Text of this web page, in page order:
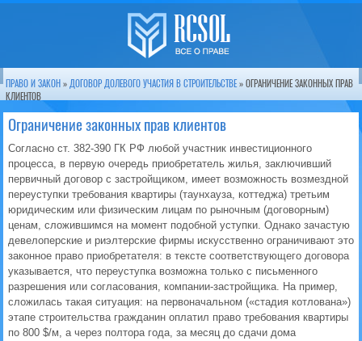
ПРАВО И ЗАКОН » ДОГОВОР ДОЛЕВОГО УЧАСТИЯ В СТРОИТЕЛЬСТВЕ» ОГРАНИЧЕНИЕ ЗАКОННЫХ ПРАВ
КЛИЕНТОВ
Ограничение законных прав клиентов
Согласно ст. 382-390 ГК РФ любой участник инвестиционного
процесса, в первую очередь приобретатель жилья, заключивший
первичный договор с застройщиком, имеет возможность возмездной
переуступки требования квартиры (таунхауза, коттеджа) третьим
юридическим или физическим лицам по рыночным (договорным)
ценам, сложившимся на момент подобной уступки. Однако зачастую
девелоперские и риэлтерские фирмы искусственно ограничивают это
законное право приобретателя: в тексте соответствующего договора
указывается, что переуступка возможна только с письменного
разрешения или согласования, компании-застройщика. На пример,
сложилась такая ситуация: на первоначальном («стадия котлована»)
этапе строительства гражданин оплатил право требования квартиры
по 800 $/м, а через полтора года, за месяц до сдачи дома